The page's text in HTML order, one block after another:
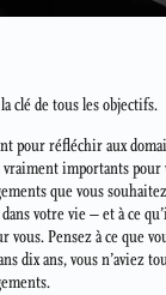
clé de tous les objectifs.
pour réfléchir aux
importants pour
que vous
votre vie – et à ce
Pensez à ce que
dix ans, vous n’aviez